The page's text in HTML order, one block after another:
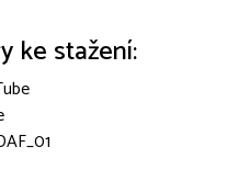
ke stažení: